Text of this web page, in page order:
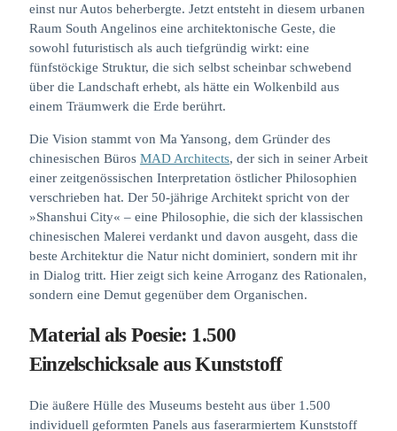
einst nur Autos beherbergte. Jetzt entsteht in diesem urbanen
Raum South Angelinos eine architektonische Geste, die
sowohl futuristisch als auch tiefgründig wirkt: eine
fünfstöckige Struktur, die sich selbst scheinbar schwebend
über die Landschaft erhebt, als hätte ein Wolkenbild aus
einem Träumwerk die Erde berührt.
Die Vision stammt von Ma Yansong, dem Gründer des
chinesischen Büros MAD Architects, der sich in seiner Arbeit
einer zeitgenössischen Interpretation östlicher Philosophien
verschrieben hat. Der 50-jährige Architekt spricht von der
»Shanshui City« – eine Philosophie, die sich der klassischen
chinesischen Malerei verdankt und davon ausgeht, dass die
beste Architektur die Natur nicht dominiert, sondern mit ihr
in Dialog tritt. Hier zeigt sich keine Arroganz des Rationalen,
sondern eine Demut gegenüber dem Organischen.
Material als Poesie: 1.500
Einzelschicksale aus Kunststoff
Die äußere Hülle des Museums besteht aus über 1.500
individuell geformten Panels aus faserarmiertem Kunststoff